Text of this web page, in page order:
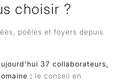
choisir ?
poêles et foyers depuis
37 collaborateurs,
: le conseil en